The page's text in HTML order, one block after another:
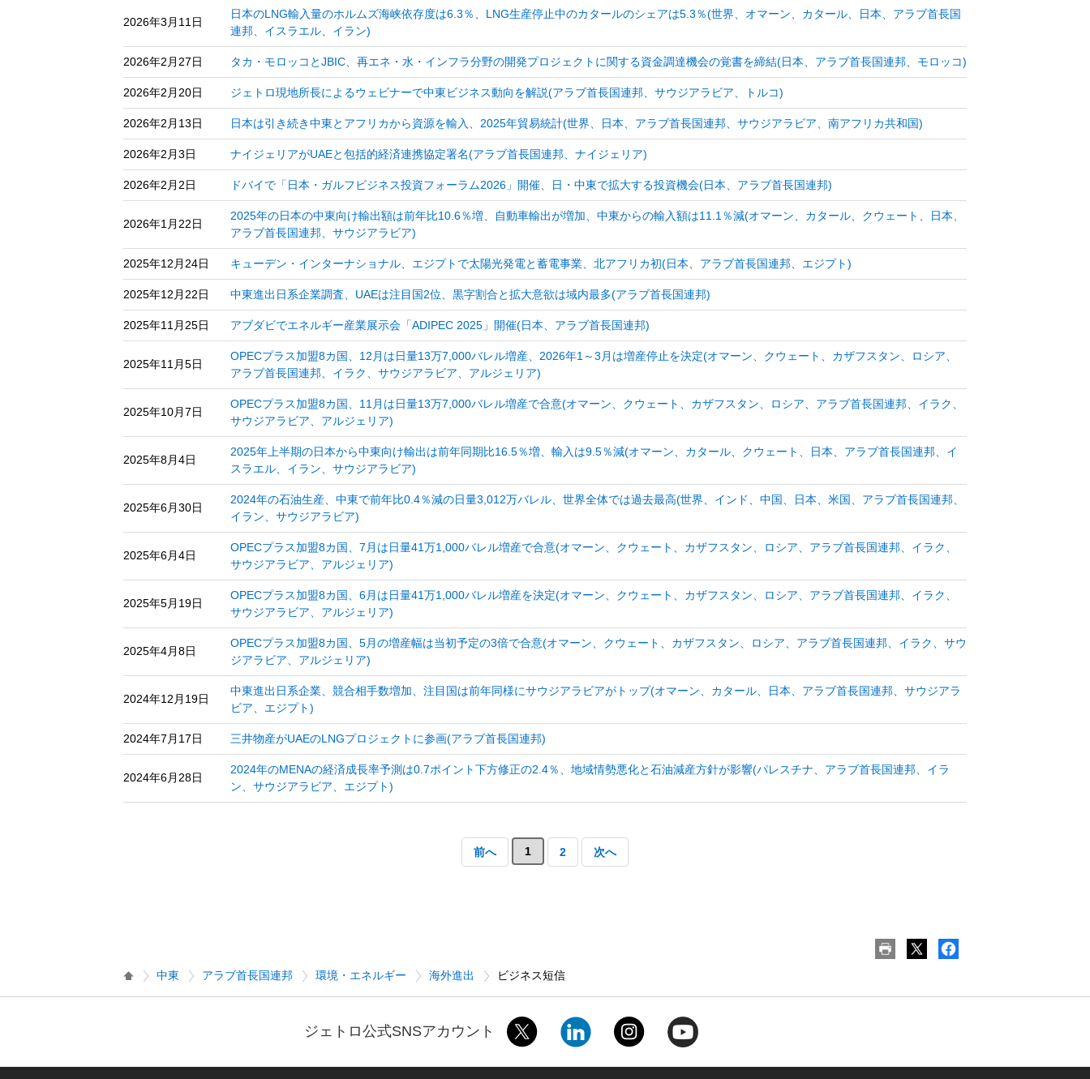
2026年3月11日
日本のLNG輸入量のホルムズ海峡依存度は6.3％、LNG生産停止中のカタールのシェアは5.3％(世界、オマーン、カタール、日本、アラブ首長国
連邦、イスラエル、イラン)
2026年2月27日 タカ・モロッコとJBIC、再エネ・水・インフラ分野の開発プロジェクトに関する資金調達機会の覚書を締結(日本、アラブ首長国連邦、モロッコ)
2026年2月20日 ジェトロ現地所長によるウェビナーで中東ビジネス動向を解説(アラブ首長国連邦、サウジアラビア、トルコ)
2026年2月13日 日本は引き続き中東とアフリカから資源を輸入、2025年貿易統計(世界、日本、アラブ首長国連邦、サウジアラビア、南アフリカ共和国)
2026年2月3日 ナイジェリアがUAEと包括的経済連携協定署名(アラブ首長国連邦、ナイジェリア)
2026年2月2日 ドバイで「日本・ガルフビジネス投資フォーラム2026」開催、日・中東で拡大する投資機会(日本、アラブ首長国連邦)
2026年1月22日
2025年の日本の中東向け輸出額は前年比10.6％増、自動車輸出が増加、中東からの輸入額は11.1％減(オマーン、カタール、クウェート、日本、
アラブ首長国連邦、サウジアラビア)
2025年12月24日 キューデン・インターナショナル、エジプトで太陽光発電と蓄電事業、北アフリカ初(日本、アラブ首長国連邦、エジプト)
2025年12月22日 中東進出日系企業調査、UAEは注目国2位、黒字割合と拡大意欲は域内最多(アラブ首長国連邦)
2025年11月25日 アブダビでエネルギー産業展示会「ADIPEC 2025」開催(日本、アラブ首長国連邦)
2025年11月5日
OPECプラス加盟8カ国、12月は日量13万7,000バレル増産、2026年1～3月は増産停止を決定(オマーン、クウェート、カザフスタン、ロシア、
アラブ首長国連邦、イラク、サウジアラビア、アルジェリア)
2025年10月7日
OPECプラス加盟8カ国、11月は日量13万7,000バレル増産で合意(オマーン、クウェート、カザフスタン、ロシア、アラブ首長国連邦、イラク、
サウジアラビア、アルジェリア)
2025年8月4日
2025年上半期の日本から中東向け輸出は前年同期比16.5％増、輸入は9.5％減(オマーン、カタール、クウェート、日本、アラブ首長国連邦、イ
スラエル、イラン、サウジアラビア)
2025年6月30日
2024年の石油生産、中東で前年比0.4％減の日量3,012万バレル、世界全体では過去最高(世界、インド、中国、日本、米国、アラブ首長国連邦、
イラン、サウジアラビア)
2025年6月4日
OPECプラス加盟8カ国、7月は日量41万1,000バレル増産で合意(オマーン、クウェート、カザフスタン、ロシア、アラブ首長国連邦、イラク、
サウジアラビア、アルジェリア)
2025年5月19日
OPECプラス加盟8カ国、6月は日量41万1,000バレル増産を決定(オマーン、クウェート、カザフスタン、ロシア、アラブ首長国連邦、イラク、
サウジアラビア、アルジェリア)
2025年4月8日
OPECプラス加盟8カ国、5月の増産幅は当初予定の3倍で合意(オマーン、クウェート、カザフスタン、ロシア、アラブ首長国連邦、イラク、サウ
ジアラビア、アルジェリア)
2024年12月19日
中東進出日系企業、競合相手数増加、注目国は前年同様にサウジアラビアがトップ(オマーン、カタール、日本、アラブ首長国連邦、サウジアラ
ビア、エジプト)
2024年7月17日 三井物産がUAEのLNGプロジェクトに参画(アラブ首長国連邦)
2024年6月28日
2024年のMENAの経済成長率予測は0.7ポイント下方修正の2.4％、地域情勢悪化と石油減産方針が影響(パレスチナ、アラブ首長国連邦、イラ
ン、サウジアラビア、エジプト)
前へ 1 2 次へ
中東 アラブ首長国連邦 環境・エネルギー 海外進出 ビジネス短信
ジェトロ公式SNSアカウント